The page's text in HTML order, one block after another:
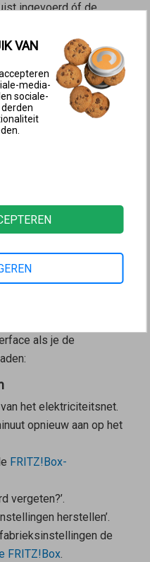
ingevoerd óf de
e-mail aangemerkt als
Controleer in dit
je e-mailpostvak.
link stuurt je meteen
in de
op de knop
instellingen op te slaan.
geboden om
als je de
het elektriciteitsnet.
opnieuw aan op het
FRITZ!Box-
vergeten?’.
herstellen’.
de
FRITZ!Box.
VAN
media-
sociale-